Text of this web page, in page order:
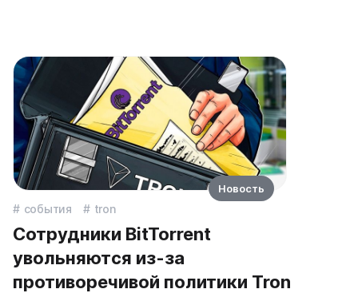
события tron
Сотрудники BitTorrent
увольняются из-за
противоречивой политики Tron
Новость